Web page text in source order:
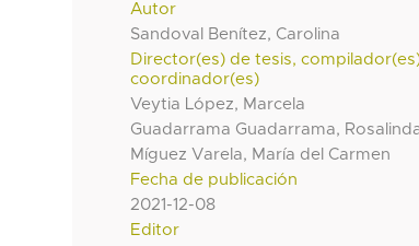
Autor
Sandoval Benítez, Carolina
Director(es) de tesis,
coordinador(es)
Veytia López, Marcela
Guadarrama Guadarrama,
Míguez Varela, María del Carmen
Fecha de publicación
2021-12-08
Editor